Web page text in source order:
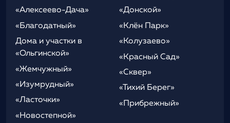
«Алексеево-Дача»
«Благодатный»
Дома и участки в
«Ольгинской»
«Жемчужный»
«Изумрудный»
«Ласточки»
«Новостепной»
«Донской»
«Клён Парк»
«Колузаево»
«Красный Сад»
«Сквер»
«Тихий Берег»
«Прибрежный»